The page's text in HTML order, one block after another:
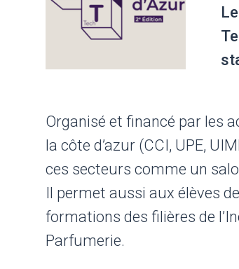
Organisé et financé par les
la côte d’azur (CCI, UPE,
ces secteurs comme un
Il permet aussi aux élèves
formations des filières de
Parfumerie.